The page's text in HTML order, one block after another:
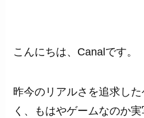
こんにちは、Canalです。
昨今のリアルさを追求し
く、もはやゲームなのか